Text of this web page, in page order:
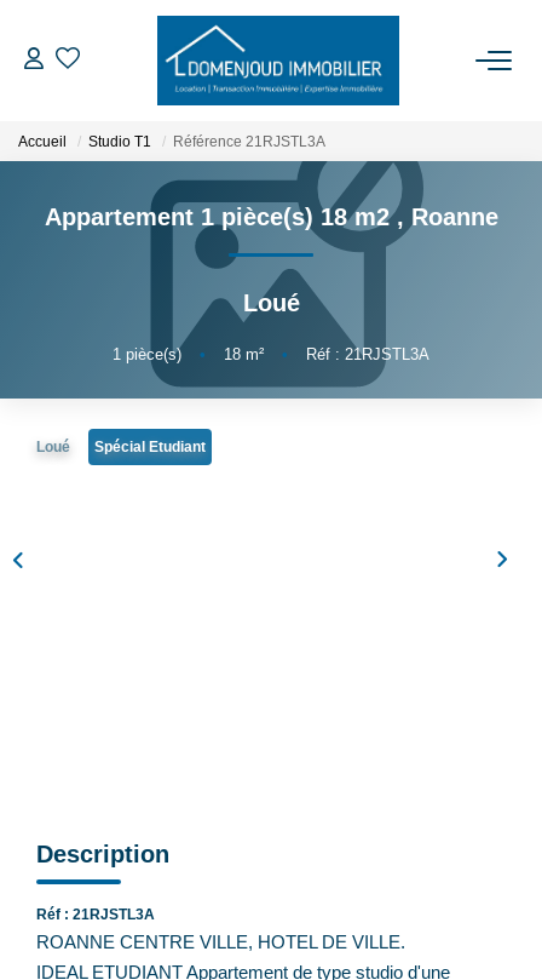
ACHETER
LOUER
Qui Sommes-Nous
Accueil Studio T1 Référence 21RJSTL3A
Appartement 1 pièce(s) 18 m2, Roanne
Loué
1 pièce(s) • 18 m² • Réf : 21RJSTL3A
Loué Spécial Etudiant
Description
Réf : 21RJSTL3A
ROANNE CENTRE VILLE, HOTEL DE VILLE.
IDEAL ETUDIANT Appartement de type studio d'une